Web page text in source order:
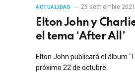
ACTUALIDAD 23 septiembre 2021
Elton John y
el tema ‘After All’
Elton John publicará el álbum
próximo 22 de octubre.